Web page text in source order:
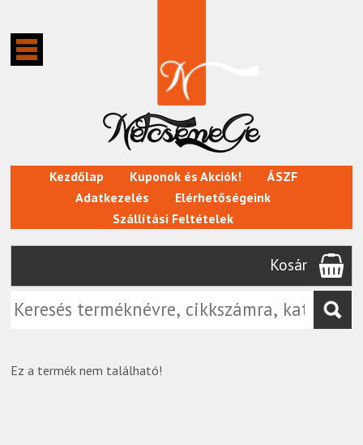
Kezdőlap Kuponok és Akciók!
ÁSZF
Adatkezelés
Elérhetőségeink
Szállítási Feltételek
Kosár
Ez a termék nem található!